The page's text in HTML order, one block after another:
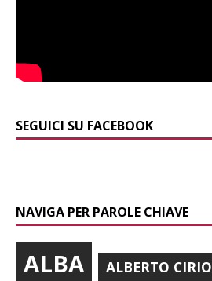
SEGUICI SU FACEBOOK
NAVIGA PER PAROLE CHIAVE
ALBA ALBERTO CIRIO